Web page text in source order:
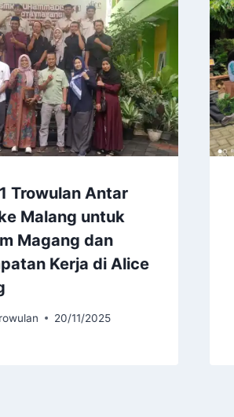
Trowulan Antar
Malang untuk
Magang dan
Kerja di Alice
20/11/2025